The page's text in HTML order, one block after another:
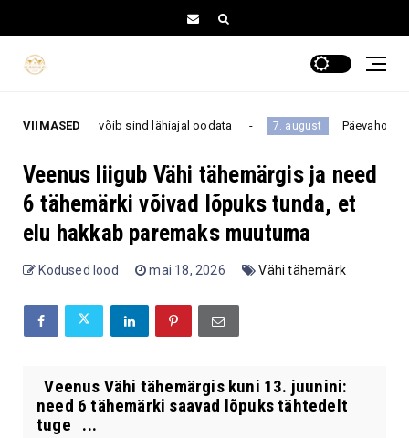
VIIMASED
võib sind lähiajal oodata 7. august Päevahoroskoop reedeks,
Veenus liigub Vähi tähemärgis ja need
6 tähemärki võivad lõpuks tunda, et
elu hakkab paremaks muutuma
Kodused lood mai 18, 2026 Vähi tähemärk
Veenus Vähi tähemärgis kuni 13. juunini:
need 6 tähemärki saavad lõpuks tähtedelt
tuge ...